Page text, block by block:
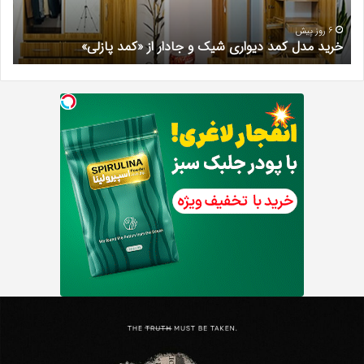
از
«کمد
پازلی»
6 روز پیش
خرید مدل کمد دیواری شیک و جادار از «کمد پازلی»